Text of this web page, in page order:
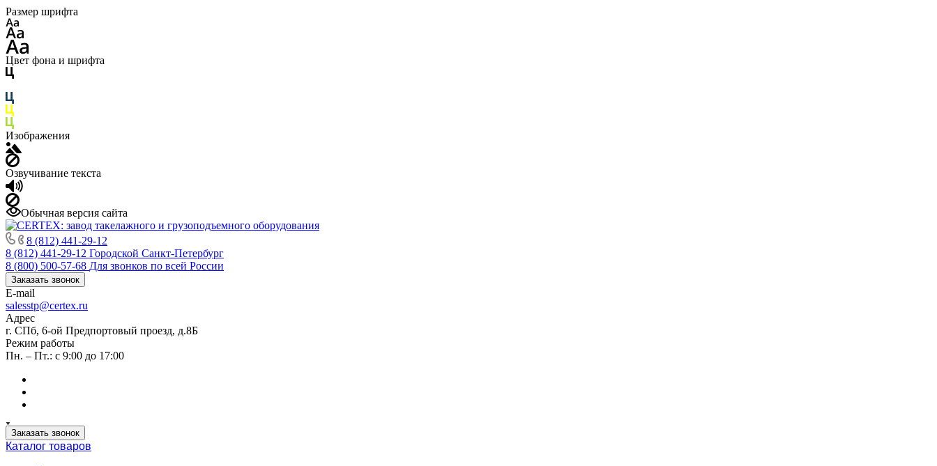
Размер шрифта
Цвет фона и шрифта
Изображения
Озвучивание текста
Обычная версия сайта
8 (812) 441-29-12
8 (812) 441-29-12 Городской Санкт-Петербург
8 (800) 500-57-68 Для звонков по всей России
Заказать звонок
E-mail
salesstp@certex.ru
Адрес
г. СПб, 6-ой Предпортовый проезд, д.8Б
Режим работы
Пн. – Пт.: с 9:00 до 17:00
Заказать звонок
Каталог товаров